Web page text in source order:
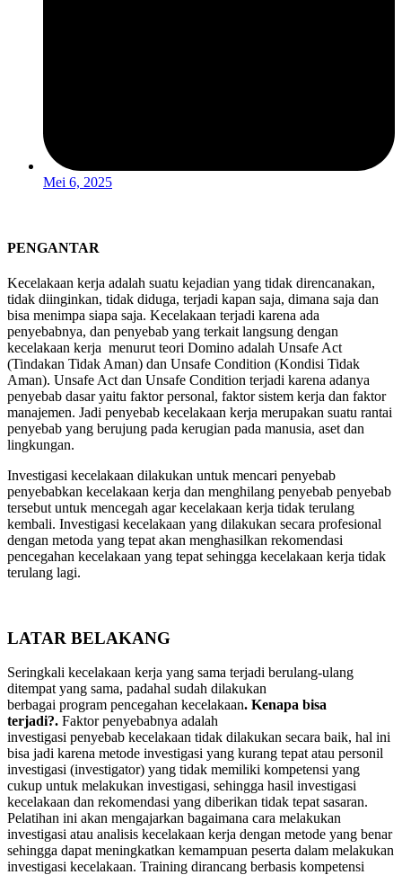
Mei 6, 2025
PENGANTAR
Kecelakaan kerja adalah suatu kejadian yang tidak direncanakan,
tidak diinginkan, tidak diduga, terjadi kapan saja, dimana saja dan
bisa menimpa siapa saja. Kecelakaan terjadi karena ada
penyebabnya, dan penyebab yang terkait langsung dengan
kecelakaan kerja menurut teori Domino adalah Unsafe Act
(Tindakan Tidak Aman) dan Unsafe Condition (Kondisi Tidak
Aman). Unsafe Act dan Unsafe Condition terjadi karena adanya
penyebab dasar yaitu faktor personal, faktor sistem kerja dan faktor
manajemen. Jadi penyebab kecelakaan kerja merupakan suatu rantai
penyebab yang berujung pada kerugian pada manusia, aset dan
lingkungan.
Investigasi kecelakaan dilakukan untuk mencari penyebab
penyebabkan kecelakaan kerja dan menghilang penyebab penyebab
tersebut untuk mencegah agar kecelakaan kerja tidak terulang
kembali. Investigasi kecelakaan yang dilakukan secara profesional
dengan metoda yang tepat akan menghasilkan rekomendasi
pencegahan kecelakaan yang tepat sehingga kecelakaan kerja tidak
terulang lagi.
LATAR BELAKANG
Seringkali kecelakaan kerja yang sama terjadi berulang-ulang
ditempat yang sama, padahal sudah dilakukan
berbagai program pencegahan kecelakaan. Kenapa bisa
terjadi?. Faktor penyebabnya adalah
investigasi penyebab kecelakaan tidak dilakukan secara baik, hal ini
bisa jadi karena metode investigasi yang kurang tepat atau personil
investigasi (investigator) yang tidak memiliki kompetensi yang
cukup untuk melakukan investigasi, sehingga hasil investigasi
kecelakaan dan rekomendasi yang diberikan tidak tepat sasaran.
Pelatihan ini akan mengajarkan bagaimana cara melakukan
investigasi atau analisis kecelakaan kerja dengan metode yang benar
sehingga dapat meningkatkan kemampuan peserta dalam melakukan
investigasi kecelakaan. Training dirancang berbasis kompetensi